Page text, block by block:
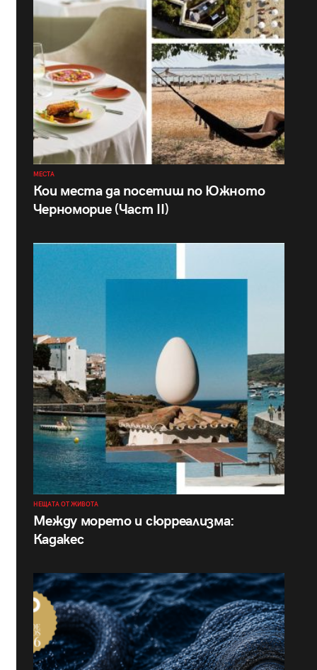
МЕСТА
Кои места да посетиш по Южното
Черноморие (Част II)
НЕЩАТА ОТ ЖИВОТА
Между морето и сюрреализма:
Кадакес